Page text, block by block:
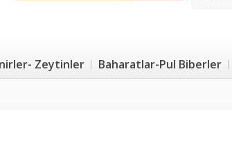
Zeytinler Baharatlar-Pul Biberler